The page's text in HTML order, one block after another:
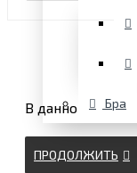
Бра
ДОСТАВКА И
В данной
ПРОДОЛЖИТЬ